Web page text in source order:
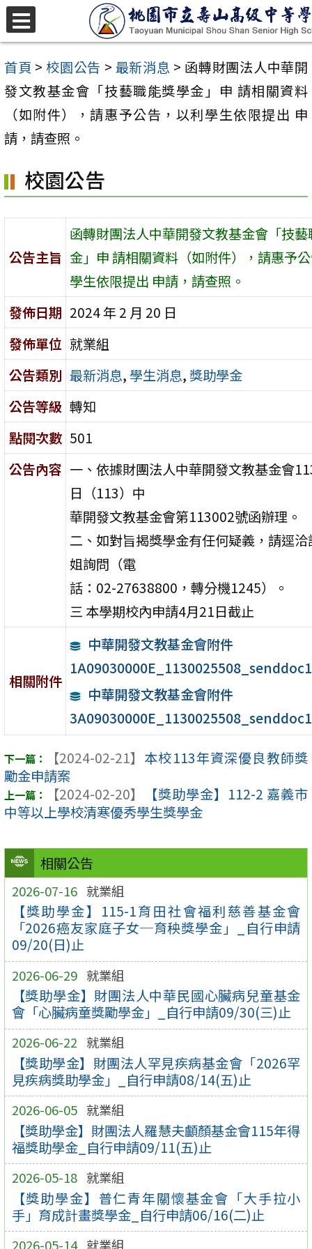
跳
至
主
要
容
首頁 > 校園公告 > 最新消息 > 函轉財團法人中華開
發文教基金會「技藝職能獎學金」申 請相關資料
（如附件），請惠予公告，以利學生依限提出 申
請，請查照。
相關公告
2026-07-16 就業組
【獎助學金】115-1育田社會福利慈善基金會
「2026癌友家庭子女─育秧獎學金」_自行申請
09/20(日)止
2026-06-29 就業組
【獎助學金】財團法人中華民國心臟病兒童基金
會「心臟病童獎勵學金」_自行申請09/30(三)止
2026-06-22 就業組
【獎助學金】財團法人罕見疾病基金會「2026罕
見疾病獎助學金」_自行申請08/14(五)止
2026-06-05 就業組
【獎助學金】財團法人羅慧夫顱顏基金會115年得
福獎助學金_自行申請09/11(五)止
2026-05-18 就業組
【獎助學金】普仁青年關懷基金會「大手拉小
手」育成計畫獎學金_自行申請06/16(二)止
2026-05-14 就業組
校園公告
公告主旨
函轉財團法人中華開發文教基金會「技
金」申 請相關資料（如附件），請惠予
學生依限提出 申請，請查照。
發佈日期 2024 年 2 月 20 日
發佈單位 就業組
公告類別 最新消息, 學生消息, 獎助學金
公告等級 轉知
點閱次數 501
公告內容 一、依據財團法人中華開發文教基金會
日（113）中
華開發文教基金會第113002號函辦理。
二、如對旨揭獎學金有任何疑義，請逕
姐詢問（電
話：02-27638800，轉分機1245）。
三 本學期校內申請4月21日截止
相關附件
中華開發文教基金會附件
中華開發文教基金會附件
【2024-02-21】 本校113年資深優良教師獎
勵金申請案
【2024-02-20】
【獎助學金】112-2 嘉義市
中等以上學校清寒優秀學生獎學金
選
單